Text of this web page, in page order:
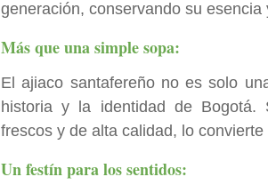
generación, conservando su esencia
Más que una simple sopa:
El ajiaco santafereño no es solo
historia y la identidad de Bogotá.
frescos y de alta calidad, lo
Un festín para los sentidos: